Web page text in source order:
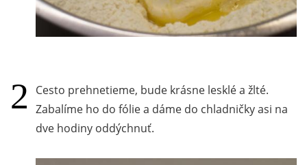
Cesto prehnetieme, bude krásne lesklé a žlté.
Zabalíme ho do fólie a dáme do chladničky asi na
dve hodiny oddýchnuť.